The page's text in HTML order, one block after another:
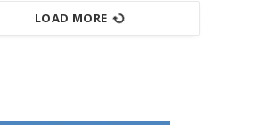
LOAD MORE